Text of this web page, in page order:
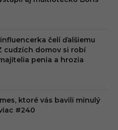
čelí ďalšiemu
cudzích domov si robí
penia a hrozia
ktoré vás bavili minulý
#240